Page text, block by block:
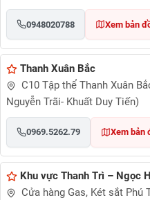
0948020788 Xem bản
Thanh Xuân Bắc
C10 Tập thể Thanh Xuân
Nguyễn Trãi- Khuất Duy Tiến)
0969.5262.79 Xem bản
Khu vực Thanh Trì – Ngọc
Cửa hàng Gas, Két sắt Phú